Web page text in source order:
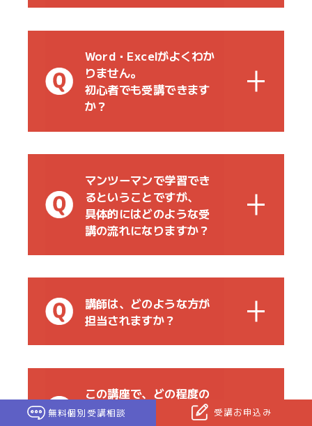
Word・Excelがよくわか
りません。
初心者でも受講できます
か？
マンツーマンで学習でき
るということですが、
具体的にはどのような受
講の流れになりますか？
講師は、どのような方が
担当されますか？
この講座で、どの程度の
スキルアップが期待でき
無料個別受講相談 受講お申込み